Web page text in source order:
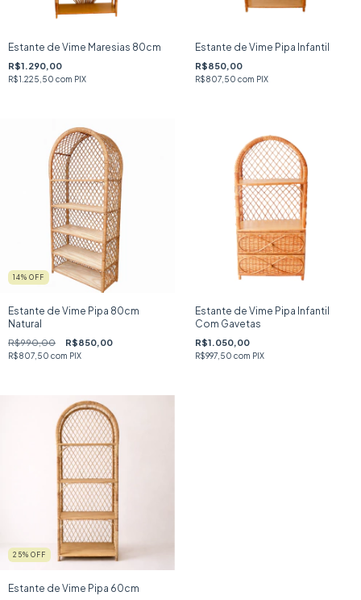
Estante de Vime Maresias 80cm
R$1.290,00
R$1.225,50 com PIX
Estante de Vime Pipa Infantil
R$850,00
R$807,50 com PIX
14% OFF
Estante de Vime Pipa 80cm
Natural
R$990,00 R$850,00
R$807,50 com PIX
Estante de Vime Pipa Infantil
Com Gavetas
R$1.050,00
R$997,50 com PIX
25% OFF
Estante de Vime Pipa 60cm